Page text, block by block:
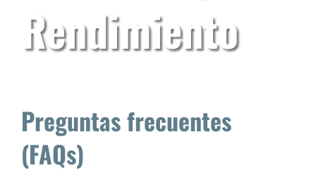
Rendimiento
Preguntas frecuentes
(FAQs)